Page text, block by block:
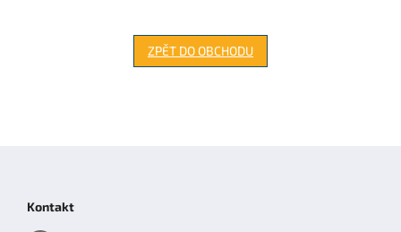
ZPĚT DO OBCHODU
Kontakt